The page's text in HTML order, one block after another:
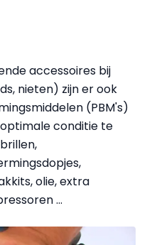
accessoires bij
nieten) zijn er ook
(PBM's)
conditie te
olie, extra
...